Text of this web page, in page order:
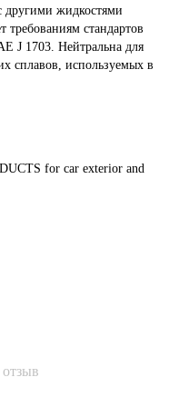
жидкостями
требованиям стандартов
J 1703. Нейтральна для
сплавов, используемых в
for car exterior and